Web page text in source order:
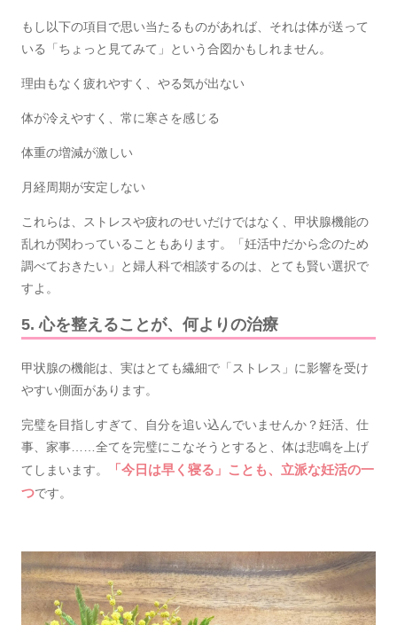
もし以下の項目で思い当たるものがあれば、それは体が送って
いる「ちょっと見てみて」という合図かもしれません。
理由もなく疲れやすく、やる気が出ない
体が冷えやすく、常に寒さを感じる
体重の増減が激しい
月経周期が安定しない
これらは、ストレスや疲れのせいだけではなく、甲状腺機能の
乱れが関わっていることもあります。「妊活中だから念のため
調べておきたい」と婦人科で相談するのは、とても賢い選択で
すよ。
5. 心を整えることが、何よりの治療
甲状腺の機能は、実はとても繊細で「ストレス」に影響を受け
やすい側面があります。
完璧を目指しすぎて、自分を追い込んでいませんか？妊活、仕
事、家事……全てを完璧にこなそうとすると、体は悲鳴を上げ
てしまいます。
「今日は早く寝る」ことも、立派な妊活の一
つです。